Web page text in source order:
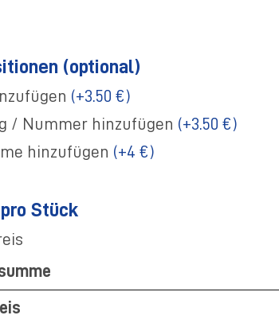
(optional)
(+3.50 €)
/ Nummer hinzufügen (+3.50 €)
hinzufügen (+4 €)
Stück